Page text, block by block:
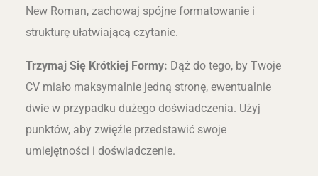
New Roman, zachowaj spójne formatowanie i
strukturę ułatwiającą czytanie.
Trzymaj Się Krótkiej Formy: Dąż do tego, by Twoje
CV miało maksymalnie jedną stronę, ewentualnie
dwie w przypadku dużego doświadczenia. Użyj
punktów, aby zwięźle przedstawić swoje
umiejętności i doświadczenie.